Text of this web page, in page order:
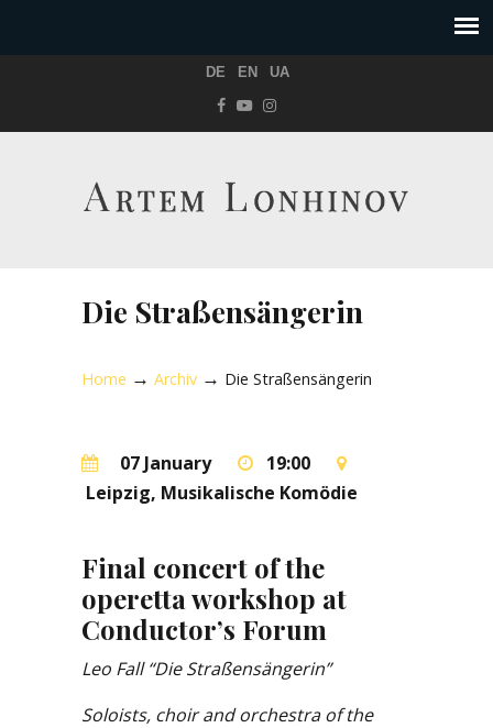
DE EN UA
Die Straßensängerin
Home → Archiv → Die Straßensängerin
07 January
19:00
Leipzig, Musikalische Komödie
Final concert of the
operetta workshop at
Conductor’s Forum
Leo Fall “Die Straßensängerin”
Soloists, choir and orchestra of the